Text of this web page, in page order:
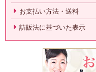
お支払い方法・送料
訪販法に基づいた表示